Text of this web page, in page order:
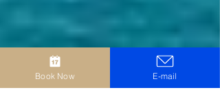
Book Now E-mail